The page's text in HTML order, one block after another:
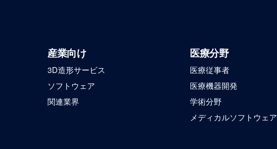
産業向け
3D造形サービス
ソフトウェア
関連業界
医療分野
医療従事者
医療機器開発
学術分野
メディカルソフトウェア